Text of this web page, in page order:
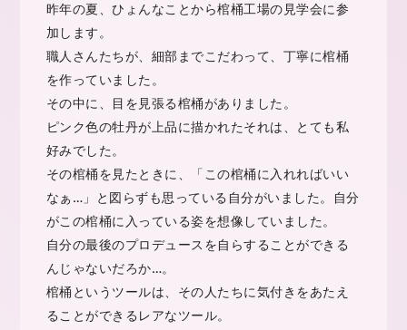
昨年の夏、ひょんなことから棺桶工場の見学会に参
加します。
職人さんたちが、細部までこだわって、丁寧に棺桶
を作っていました。
その中に、目を見張る棺桶がありました。
ピンク色の牡丹が上品に描かれたそれは、とても私
好みでした。
その棺桶を見たときに、「この棺桶に入れればいい
なぁ…」と図らずも思っている自分がいました。自分
がこの棺桶に入っている姿を想像していました。
自分の最後のプロデュースを自らすることができる
んじゃないだろか…。
棺桶というツールは、その人たちに気付きをあたえ
ることができるレアなツール。